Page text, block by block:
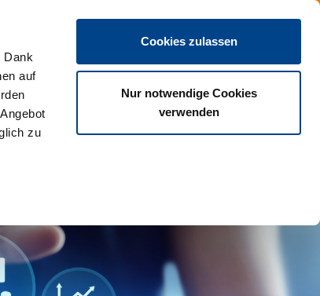
Dank
auf
zu
Cookies zulassen
Nur notwendige Cookies
verwenden